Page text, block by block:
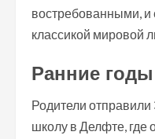
востребованными, и
классикой мировой
Ранние
Родители
школу в Делфте, где